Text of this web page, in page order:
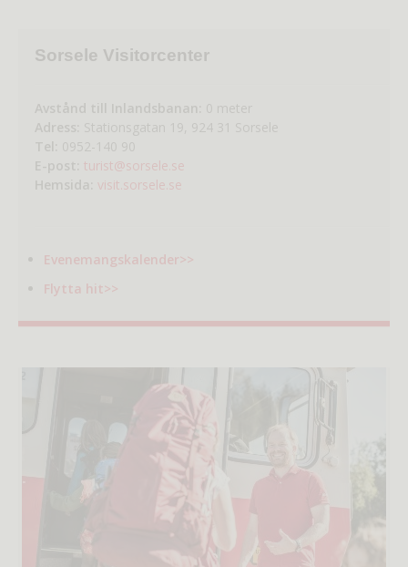
Sorsele Visitorcenter
Avstånd till Inlandsbanan: 0 meter
Adress: Stationsgatan 19, 924 31 Sorsele
Tel: 0952-140 90
E-post: turist@sorsele.se
Hemsida: visit.sorsele.se
Evenemangskalender>>
Flytta hit>>